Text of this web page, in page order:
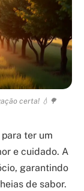
certa! 💧🌳
ter um
e cuidado. A
garantindo
de sabor.